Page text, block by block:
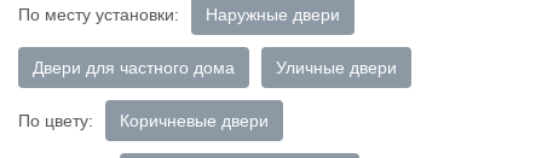
По месту установки: Наружные двери
Двери для частного дома Уличные двери
По цвету: Коричневые двери